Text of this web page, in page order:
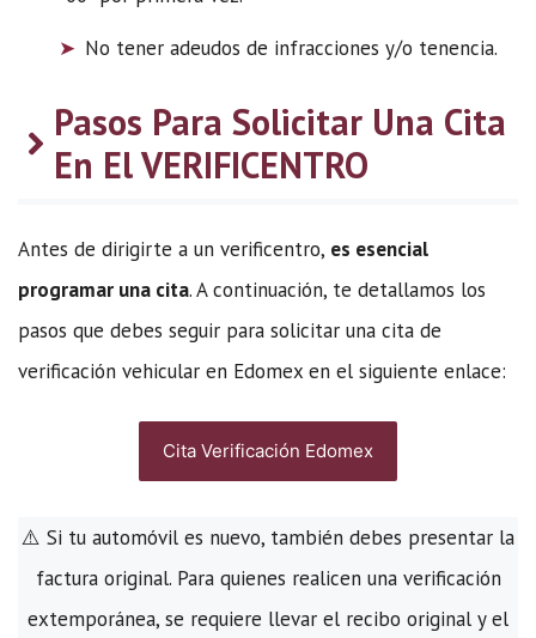
No tener adeudos de infracciones y/o tenencia.
Pasos Para Solicitar Una Cita
En El VERIFICENTRO
Antes de dirigirte a un verificentro, es esencial
programar una cita. A continuación, te detallamos los
pasos que debes seguir para solicitar una cita de
verificación vehicular en Edomex en el siguiente enlace:
Cita Verificación Edomex
⚠️ Si tu automóvil es nuevo, también debes presentar la
factura original. Para quienes realicen una verificación
extemporánea, se requiere llevar el recibo original y el